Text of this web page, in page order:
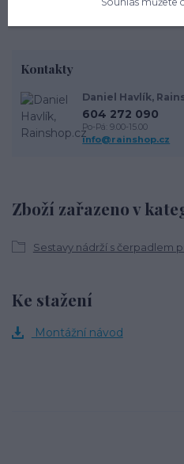
Zboží zařazeno v
Sestavy nádrží s čerpadlem
Kontakty
Daniel Havlík,
604 272 090
Po-Pá: 9.00-15.00
info@rainshop.cz
Ke stažení
Montážní návod